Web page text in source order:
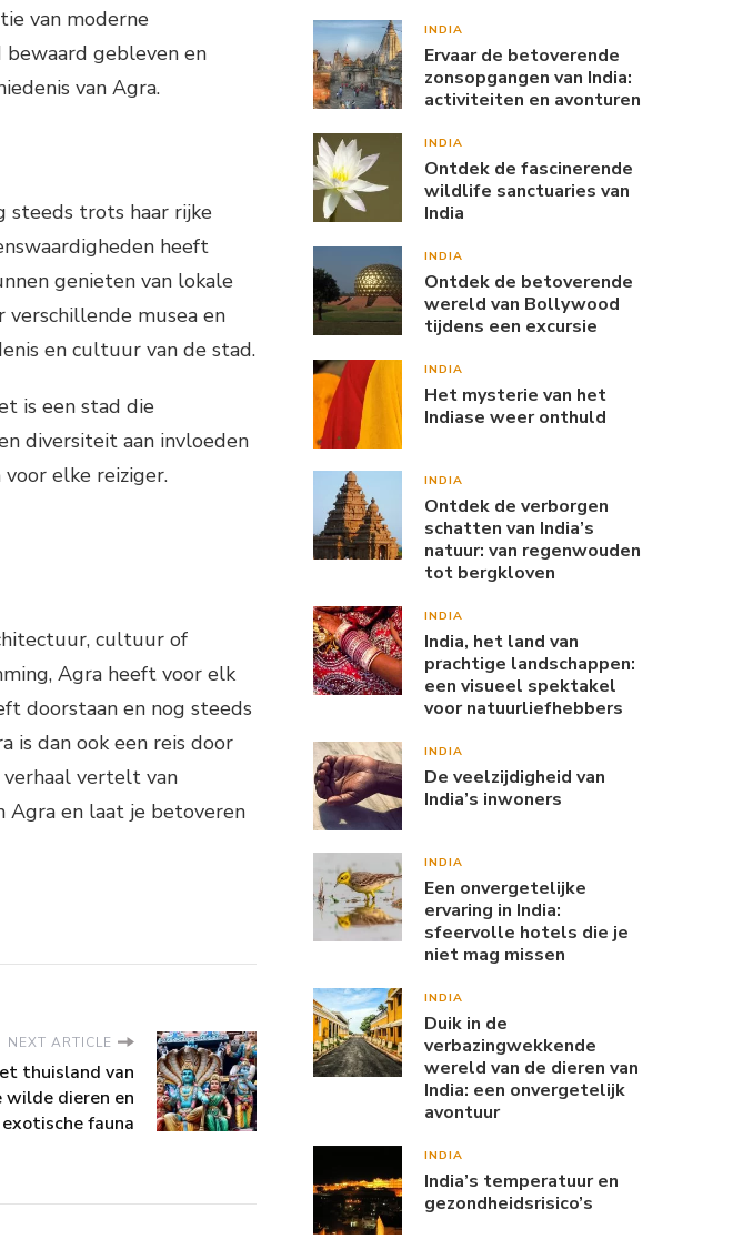
van moderne
gebleven en
van Agra.
steeds trots haar rijke
heeft
genieten van lokale
verschillende musea en
en cultuur van de stad.
is een stad die
diversiteit aan invloeden
elke reiziger.
cultuur of
Agra heeft voor elk
doorstaan en nog steeds
is dan ook een reis door
vertelt van
Agra en laat je betoveren
NEXT ARTICLE
thuisland van
wilde dieren en
exotische fauna
INDIA
Ervaar de betoverende
zonsopgangen van India:
activiteiten en avonturen
INDIA
Ontdek de fascinerende
wildlife sanctuaries van
India
INDIA
Ontdek de betoverende
wereld van Bollywood
tijdens een excursie
INDIA
Het mysterie van het
Indiase weer onthuld
INDIA
Ontdek de verborgen
schatten van India’s
natuur: van regenwouden
tot bergkloven
INDIA
India, het land van
prachtige landschappen:
een visueel spektakel
voor natuurliefhebbers
INDIA
De veelzijdigheid van
India’s inwoners
INDIA
Een onvergetelijke
ervaring in India:
sfeervolle hotels die je
niet mag missen
INDIA
Duik in de
verbazingwekkende
wereld van de dieren van
India: een onvergetelijk
avontuur
INDIA
India’s temperatuur en
gezondheidsrisico’s